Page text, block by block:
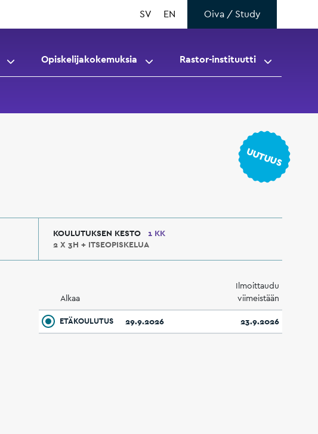
SV EN Oiva / Study
Opiskelijakokemuksia Rastor-instituutti
UUTUUS
KOULUTUKSEN KESTO
1 KK
2 X 3H + ITSEOPISKELUA
Alkaa
Ilmoittaudu
viimeistään
ETÄKOULUTUS 29.9.2026 23.9.2026